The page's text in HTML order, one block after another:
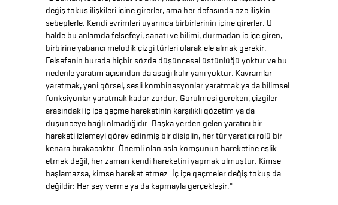
değiş tokuş ilişkileri içine girerler, ama her defasında öze ilişkin
sebeplerle. Kendi evrimleri uyarınca birbirlerinin içine girerler. O
halde bu anlamda felsefeyi, sanatı ve bilimi, durmadan iç içe giren,
birbirine yabancı melodik çizgi türleri olarak ele almak gerekir.
Felsefenin burada hiçbir sözde düşüncesel üstünlüğü yoktur ve bu
nedenle yaratım açısından da aşağı kalır yanı yoktur. Kavramlar
yaratmak, yeni görsel, sesli kombinasyonlar yaratmak ya da bilimsel
fonksiyonlar yaratmak kadar zordur. Görülmesi gereken, çizgiler
arasındaki iç içe geçme hareketinin karşılıklı gözetim ya da
düşünceye bağlı olmadığıdır. Başka yerden gelen yaratıcı bir
hareketi izlemeyi görev edinmiş bir disiplin, her tür yaratıcı rolü bir
kenara bırakacaktır. Önemli olan asla komşunun hareketine eşlik
etmek değil, her zaman kendi hareketini yapmak olmuştur. Kimse
başlamazsa, kimse hareket etmez. İç içe geçmeler değiş tokuş da
değildir: Her şey verme ya da kapmayla gerçekleşir."